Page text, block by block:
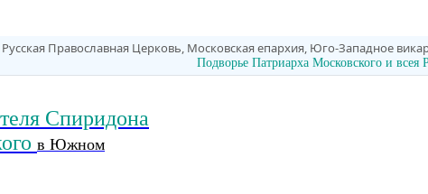
Русская Православная Церковь, Московская епархия, Юго-Западное
Подворье Патриарха Московского и всея
Спиридона
в Южном